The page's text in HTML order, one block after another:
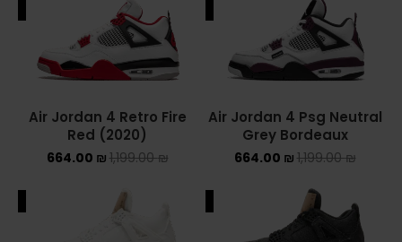
NEW BALANCE
NEW BALANCE 1000
NEW BALANCE 2002R
NEW BALANCE 550
Air Jordan 4 Psg Neutral
Grey Bordeaux
1,199.00₪
664.00 ₪
Air Jordan 4 Retro Fire
Red (2020)
1,199.00₪
664.00 ₪